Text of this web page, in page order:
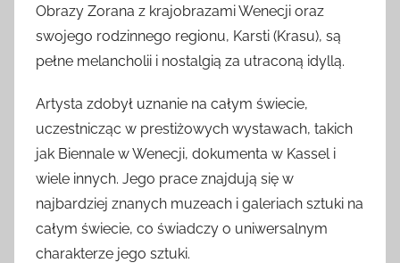
Obrazy Zorana z krajobrazami Wenecji oraz
swojego rodzinnego regionu, Karsti (Krasu), są
pełne melancholii i nostalgią za utraconą idyllą.
Artysta zdobył uznanie na całym świecie,
uczestnicząc w prestiżowych wystawach, takich
jak Biennale w Wenecji, dokumenta w Kassel i
wiele innych. Jego prace znajdują się w
najbardziej znanych muzeach i galeriach sztuki na
całym świecie, co świadczy o uniwersalnym
charakterze jego sztuki.